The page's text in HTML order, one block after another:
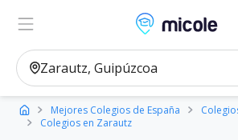
Micole, buscador
Ver en el mapa
Mejores Colegios de España
Colegios en Zarautz